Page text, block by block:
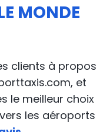
MONDE
clients à propos
et
le meilleur choix
les aéroports